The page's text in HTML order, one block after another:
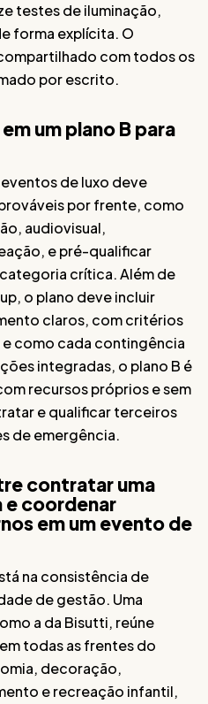
testes de iluminação,
forma explícita. O
com todos os
por escrito.
um plano B para
eventos de luxo deve
por frente, como
audiovisual,
e pré-qualificar
crítica. Além de
o plano deve incluir
claros, com critérios
como cada contingência
integradas, o plano B é
recursos próprios e sem
e qualificar terceiros
de emergência.
contratar uma
coordenar
em um evento de
na consistência de
de gestão. Uma
a da Bisutti, reúne
todas as frentes do
decoração,
e recreação infantil,